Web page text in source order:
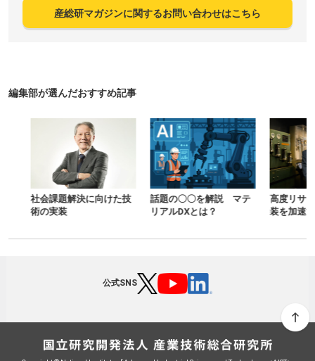
産総研マガジンに関するお問い合わせはこちら
編集部が選んだおすすめ記事
社会課題解決に向けた技
術の実装
話題の〇〇を解説 マテ
リアルDXとは？
高度リサイ
装を加速する
公式SNS